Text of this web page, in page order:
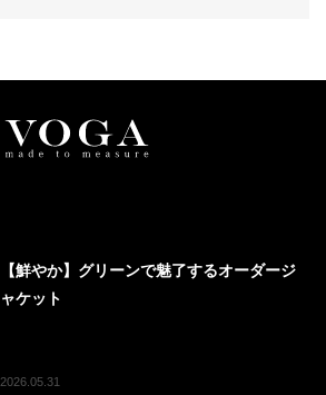
【鮮やか】グリーンで魅了するオーダージ
ャケット
2026.05.31